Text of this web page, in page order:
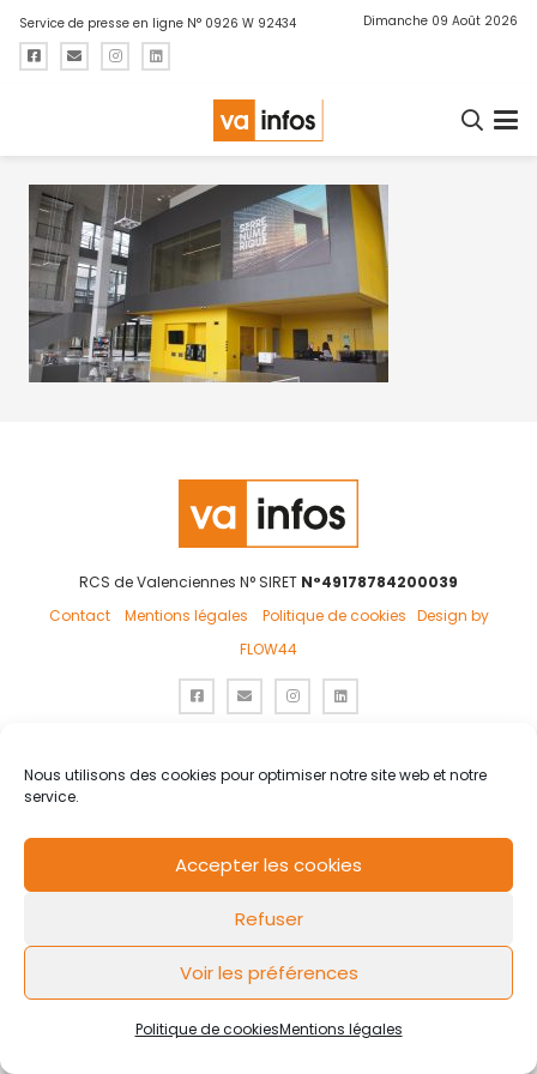
Nous utilisons des cookies pour optimiser notre site web et notre
service.
Accepter les cookies
Refuser
Voir les préférences
Politique de cookiesMentions légales
Service de presse en ligne N° 0926 W 92434 Dimanche 09 Août 2026
RCS de Valenciennes N° SIRET N°49178784200039
Contact
Mentions légales Politique de cookies Design by
FLOW44